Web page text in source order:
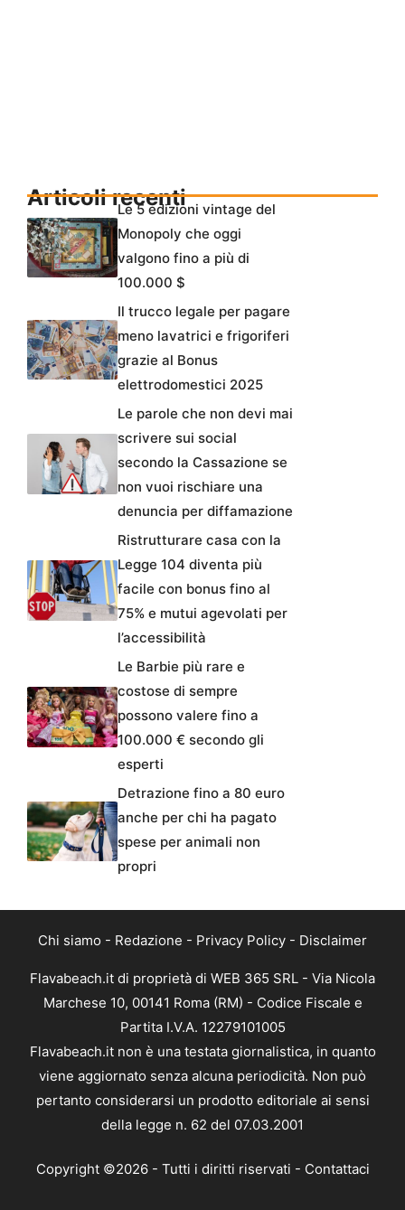
Articoli recentiLe 5 edizioni vintage del
Monopoly che oggi
valgono fino a più di
100.000 $
Il trucco legale per pagare
meno lavatrici e frigoriferi
grazie al Bonus
elettrodomestici 2025
Le parole che non devi mai
scrivere sui social
secondo la Cassazione se
non vuoi rischiare una
denuncia per diffamazione
Ristrutturare casa con la
Legge 104 diventa più
facile con bonus fino al
75% e mutui agevolati per
l’accessibilità
Le Barbie più rare e
costose di sempre
possono valere fino a
100.000 € secondo gli
esperti
Detrazione fino a 80 euro
anche per chi ha pagato
spese per animali non
propri
Chi siamo - Redazione - Privacy Policy - Disclaimer
Flavabeach.it di proprietà di WEB 365 SRL - Via Nicola
Marchese 10, 00141 Roma (RM) - Codice Fiscale e
Partita I.V.A. 12279101005
Flavabeach.it non è una testata giornalistica, in quanto
viene aggiornato senza alcuna periodicità. Non può
pertanto considerarsi un prodotto editoriale ai sensi
della legge n. 62 del 07.03.2001
Copyright ©2026 - Tutti i diritti riservati - Contattaci